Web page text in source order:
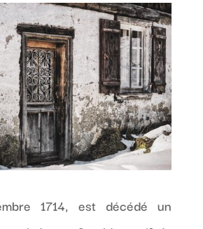
1714, est décédé un